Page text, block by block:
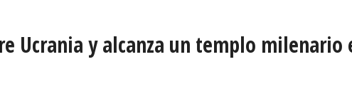
Ucrania y alcanza un templo